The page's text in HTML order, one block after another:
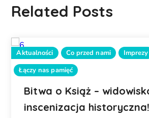
Related Posts
Aktualności Co przed nami
Imprezy
Łączy nas pamięć
Bitwa o Książ –
inscenizacja historyczna!